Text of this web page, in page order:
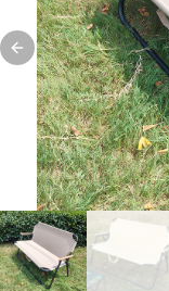
Previous slide